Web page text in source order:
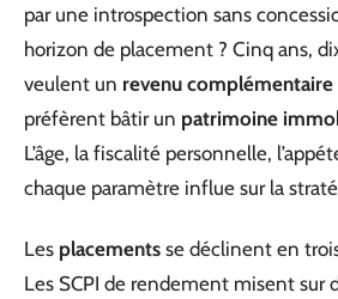
par une introspection sans
horizon de placement ? Cinq ans,
veulent un revenu
préfèrent bâtir un patrimoine
L’âge, la fiscalité personnelle,
chaque paramètre influe sur la
Les placements se déclinent en
Les SCPI de rendement misent sur